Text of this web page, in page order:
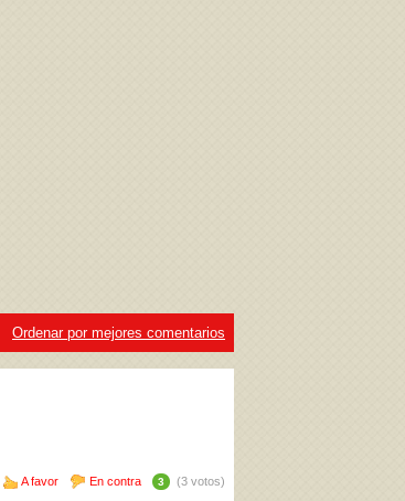
Ordenar por mejores comentarios
A favor En contra 3 (3 votos)